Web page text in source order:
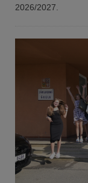
2026/2027.